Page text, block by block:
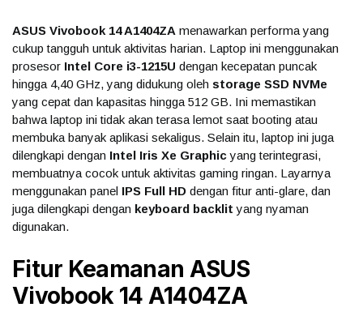
ASUS Vivobook 14 A1404ZA menawarkan performa yang
cukup tangguh untuk aktivitas harian. Laptop ini menggunakan
prosesor Intel Core i3-1215U dengan kecepatan puncak
hingga 4,40 GHz, yang didukung oleh storage SSD NVMe
yang cepat dan kapasitas hingga 512 GB. Ini memastikan
bahwa laptop ini tidak akan terasa lemot saat booting atau
membuka banyak aplikasi sekaligus. Selain itu, laptop ini juga
dilengkapi dengan Intel Iris Xe Graphicyang terintegrasi,
membuatnya cocok untuk aktivitas gaming ringan. Layarnya
menggunakan panel IPS Full HD dengan fitur anti-glare, dan
juga dilengkapi dengan keyboard backlit yang nyaman
digunakan.
Fitur Keamanan ASUS
Vivobook 14 A1404ZA